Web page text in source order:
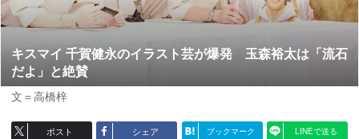
キスマイ 千賀健永のイラスト芸が爆発 玉森裕太は「流石
だよ」と絶賛
文＝高橋梓
ポスト シェア ブックマーク LINEで送る